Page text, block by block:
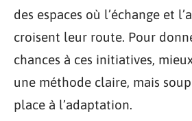
des espaces où l’échange et
croisent leur route. Pour
chances à ces initiatives,
une méthode claire, mais
place à l’adaptation.